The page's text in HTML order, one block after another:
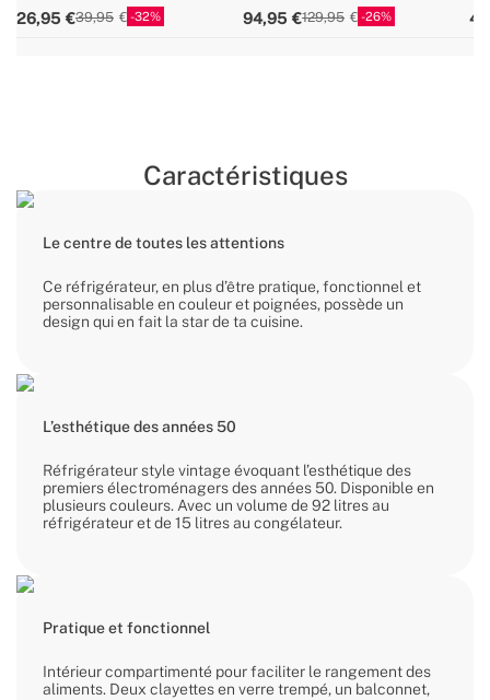
26,95 39,95 32 94,95 129,95 26
Caractéristiques
Le centre de toutes les attentions
Ce réfrigérateur, en plus d’être pratique, fonctionnel et
personnalisable en couleur et poignées, possède un
design qui en fait la star de ta cuisine.
L’esthétique des années 50
Réfrigérateur style vintage évoquant l’esthétique des
premiers électroménagers des années 50. Disponible en
plusieurs couleurs. Avec un volume de 92 litres au
réfrigérateur et de 15 litres au congélateur.
Pratique et fonctionnel
Intérieur compartimenté pour faciliter le rangement des
aliments. Deux clayettes en verre trempé, un balconnet,